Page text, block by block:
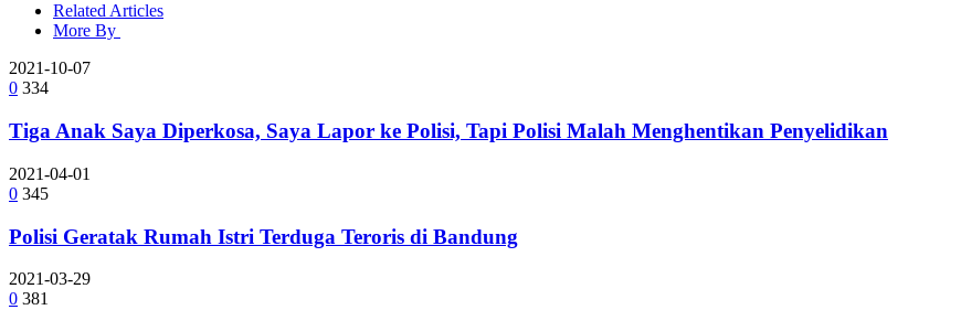
Related Articles
More By
2021-10-07
0 334
Tiga Anak Saya Diperkosa, Saya Lapor ke Polisi, Tapi Polisi Malah Menghentikan Penyelidikan
2021-04-01
0 345
Polisi Geratak Rumah Istri Terduga Teroris di Bandung
2021-03-29
0 381